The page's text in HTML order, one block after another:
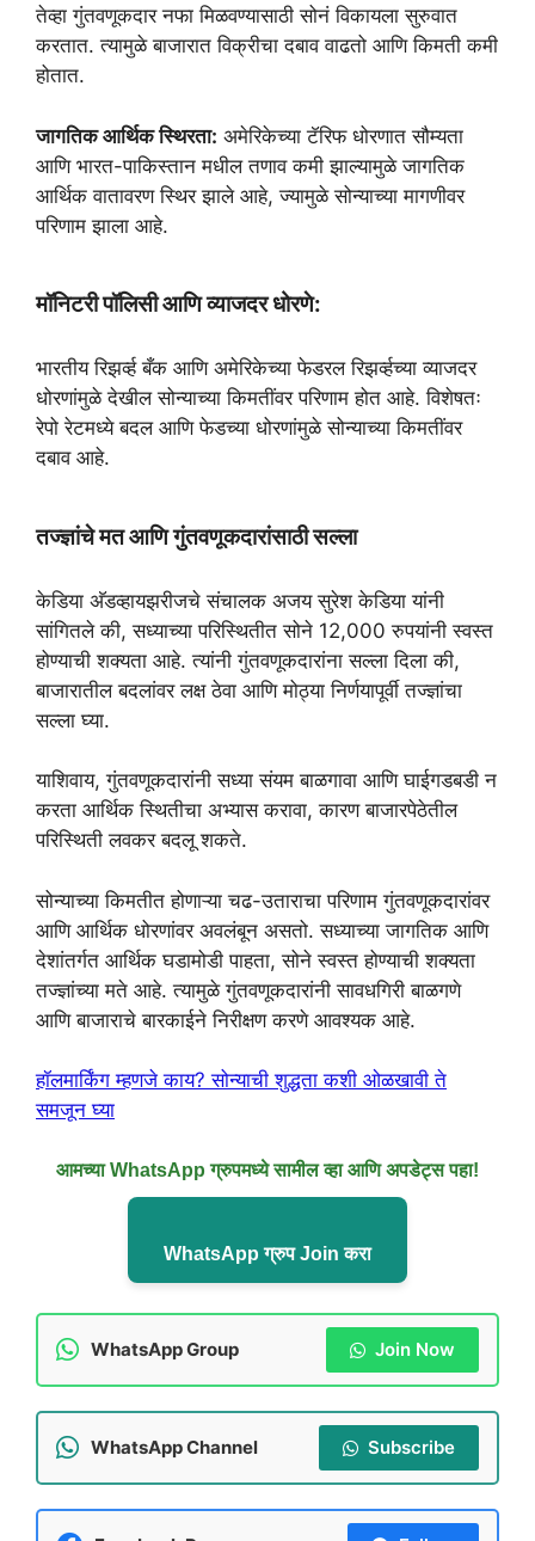
तेव्हा गुंतवणूकदार नफा मिळवण्यासाठी सोनं विकायला सुरुवात
करतात. त्यामुळे बाजारात विक्रीचा दबाव वाढतो आणि किमती कमी
होतात.
जागतिक आर्थिक स्थिरता: अमेरिकेच्या टॅरिफ धोरणात सौम्यता
आणि भारत-पाकिस्तान मधील तणाव कमी झाल्यामुळे जागतिक
आर्थिक वातावरण स्थिर झाले आहे, ज्यामुळे सोन्याच्या मागणीवर
परिणाम झाला आहे.
मॉनिटरी पॉलिसी आणि व्याजदर धोरणे:
भारतीय रिझर्व्ह बँक आणि अमेरिकेच्या फेडरल रिझर्व्हच्या व्याजदर
धोरणांमुळे देखील सोन्याच्या किमतींवर परिणाम होत आहे. विशेषतः
रेपो रेटमध्ये बदल आणि फेडच्या धोरणांमुळे सोन्याच्या किमतींवर
दबाव आहे.
तज्ज्ञांचे मत आणि गुंतवणूकदारांसाठी सल्ला
केडिया अ‍ॅडव्हायझरीजचे संचालक अजय सुरेश केडिया यांनी
सांगितले की, सध्याच्या परिस्थितीत सोने 12,000 रुपयांनी स्वस्त
होण्याची शक्यता आहे. त्यांनी गुंतवणूकदारांना सल्ला दिला की,
बाजारातील बदलांवर लक्ष ठेवा आणि मोठ्या निर्णयापूर्वी तज्ज्ञांचा
सल्ला घ्या.
याशिवाय, गुंतवणूकदारांनी सध्या संयम बाळगावा आणि घाईगडबडी न
करता आर्थिक स्थितीचा अभ्यास करावा, कारण बाजारपेठेतील
परिस्थिती लवकर बदलू शकते.
सोन्याच्या किमतीत होणाऱ्या चढ-उताराचा परिणाम गुंतवणूकदारांवर
आणि आर्थिक धोरणांवर अवलंबून असतो. सध्याच्या जागतिक आणि
देशांतर्गत आर्थिक घडामोडी पाहता, सोने स्वस्त होण्याची शक्यता
तज्ज्ञांच्या मते आहे. त्यामुळे गुंतवणूकदारांनी सावधगिरी बाळगणे
आणि बाजाराचे बारकाईने निरीक्षण करणे आवश्यक आहे.
हॉलमार्किंग म्हणजे काय? सोन्याची शुद्धता कशी ओळखावी ते
समजून घ्या
आमच्या WhatsApp ग्रुपमध्ये सामील व्हा आणि अपडेट्स पहा!
WhatsApp ग्रुप Join करा
WhatsApp Group Join Now
WhatsApp Channel Subscribe